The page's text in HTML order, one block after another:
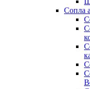
Сопла